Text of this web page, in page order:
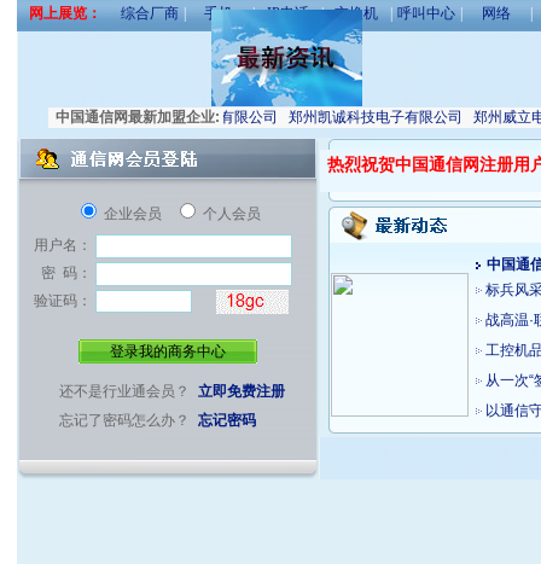
网上展览： 综合厂商 | 手机 | IP电话 | 交换机 | 呼叫中心 | 网络 |
中国通信网最新加盟企业:
布联合经销部 深圳星和电子有限公司 郑州凯诚科技电子有限公司 郑州威立电子
企业会员
个人会员
用户名：
密 码：
验证码：
还不是行业通会员？
立即免费注册
忘记了密码怎么办？
忘记密码
热烈祝贺中国通信网注册用
中国通
标兵风
战高温·
工控机
从一次“
以通信